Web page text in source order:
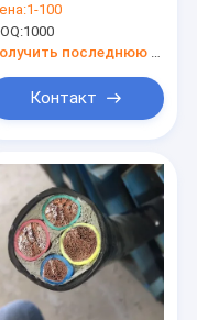
для дома
1-100
1000
Контакт